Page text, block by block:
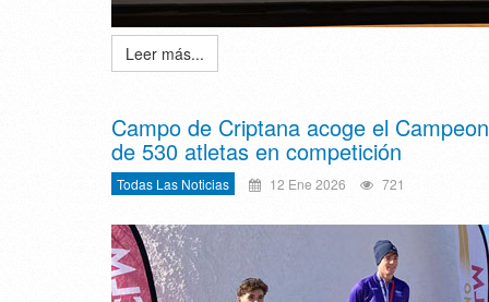
Leer más...
Campo de Criptana acoge el
de 530 atletas en competición
Todas Las Noticias 12 Ene 2026 721